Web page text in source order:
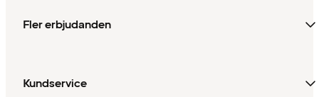
Fler erbjudanden
Kundservice